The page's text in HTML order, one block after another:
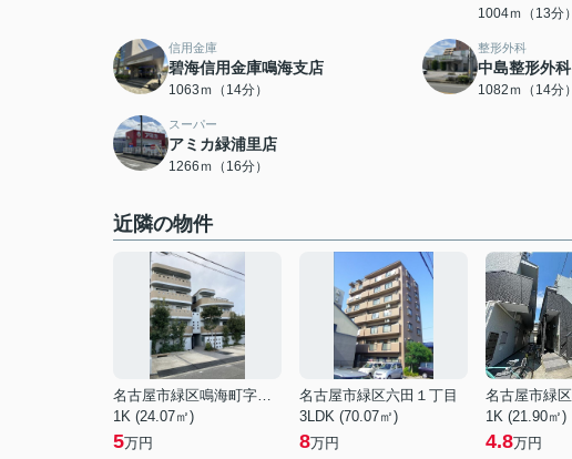
1004ｍ（13分）
信用金庫
碧海信用金庫鳴海支店
1063ｍ（14分）
整形外科
中島整形外科
1082ｍ（14分）
スーパー
アミカ緑浦里店
1266ｍ（16分）
近隣の物件
名古屋市緑区鳴海町字白山
1K (24.07㎡)
5万円
名古屋市緑区六田１丁目
3LDK (70.07㎡)
8万円
1K (21.90㎡)
4.8万円